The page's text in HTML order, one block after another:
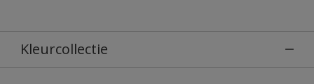
Kleurcollectie